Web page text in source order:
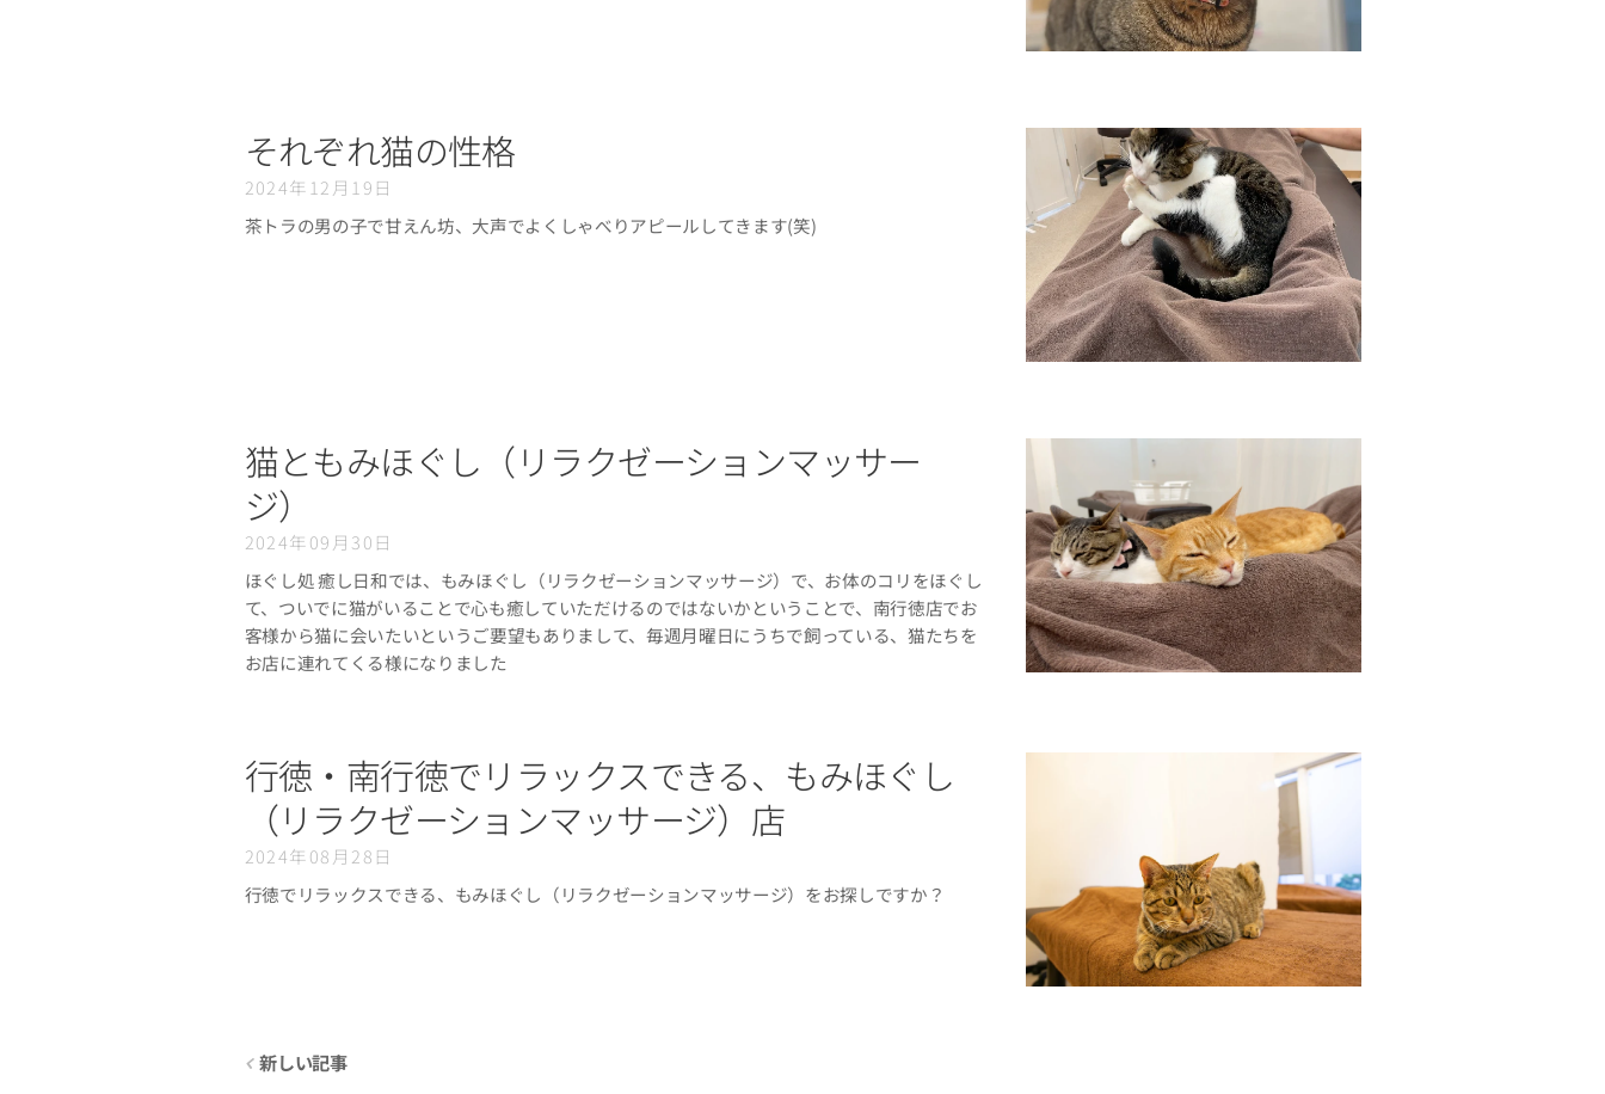
それぞれ猫の性格
2024年12月19日
茶トラの男の子で甘えん坊、大声でよくしゃべりアピールしてきます(笑)
猫ともみほぐし（リラクゼーションマッサー
ジ）
2024年09月30日
ほぐし処 癒し日和では、もみほぐし（リラクゼーションマッサージ）で、お体のコリをほぐし
て、ついでに猫がいることで心も癒していただけるのではないかということで、南行徳店でお
客様から猫に会いたいというご要望もありまして、毎週月曜日にうちで飼っている、猫たちを
お店に連れてくる様になりました🐈‍⬛🐈‍⬛🐈
行徳・南行徳でリラックスできる、もみほぐし
（リラクゼーションマッサージ）店
2024年08月28日
行徳でリラックスできる、もみほぐし（リラクゼーションマッサージ）をお探しですか？
新しい記事